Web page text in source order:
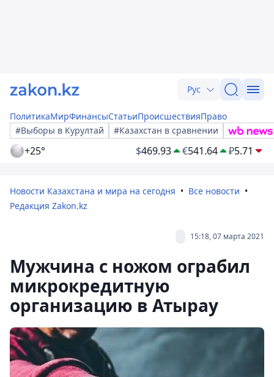
Рус
ПолитикаМирФинансыСтатьиПроисшествияПраво
#Выборы в Курултай
#Казахстан в сравнении
+25° $469.93 €541.64 ₽5.71
Новости Казахстана и мира на сегодня
Все новости
Редакция Zakon.kz
15:18, 07 марта 2021
Мужчина с ножом ограбил
микрокредитную
организацию в Атырау